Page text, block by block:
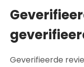
Geverifieerde